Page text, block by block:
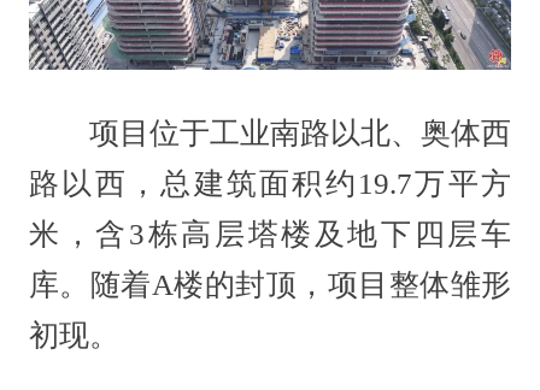
项目位于工业南路以北、奥体西
路以西，总建筑面积约19.7万平方
米，含3栋高层塔楼及地下四层车
库。随着A楼的封顶，项目整体雏形
初现。